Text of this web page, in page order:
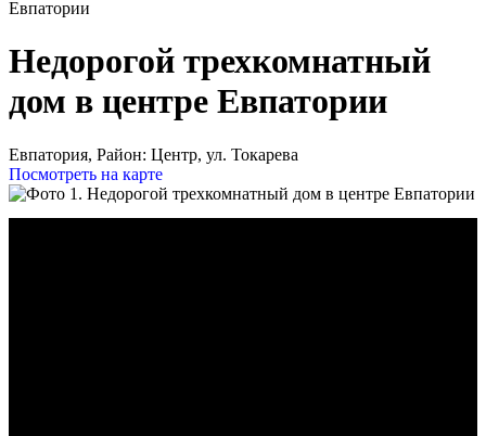
Евпатории
Недорогой трехкомнатный
дом в центре Евпатории
Евпатория, Район: Центр, ул. Токарева
Посмотреть на карте